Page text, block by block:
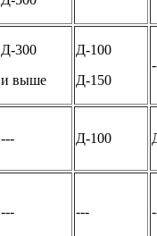
Д-300
и выше
Д-100
Д-150
--- Д-100
--- ---